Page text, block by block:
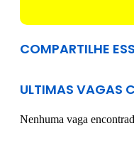
COMPARTILHE
ULTIMAS VAGAS
Nenhuma vaga